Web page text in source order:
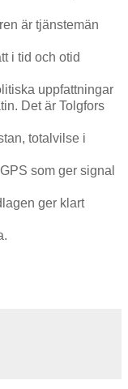
är tjänstemän
i tid och otid
uppfattningar
Det är Tolgfors
totalvilse i
som ger signal
ger klart